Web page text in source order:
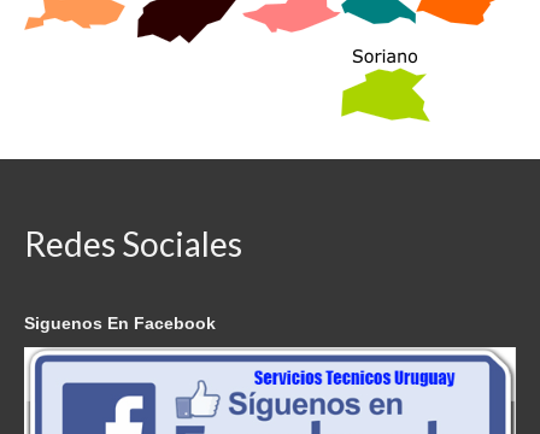
Redes Sociales
Siguenos En Facebook